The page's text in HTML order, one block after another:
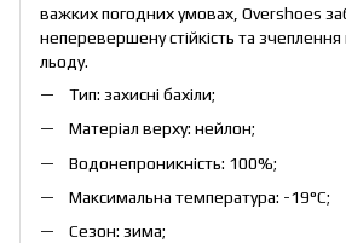
важких погодних умовах, Overshoes
неперевершену стійкість та зчеплення
льоду.
Тип: захисні бахіли;
Матеріал верху: нейлон;
Водонепроникність: 100%;
Максимальна температура: -19°C;
Сезон: зима;